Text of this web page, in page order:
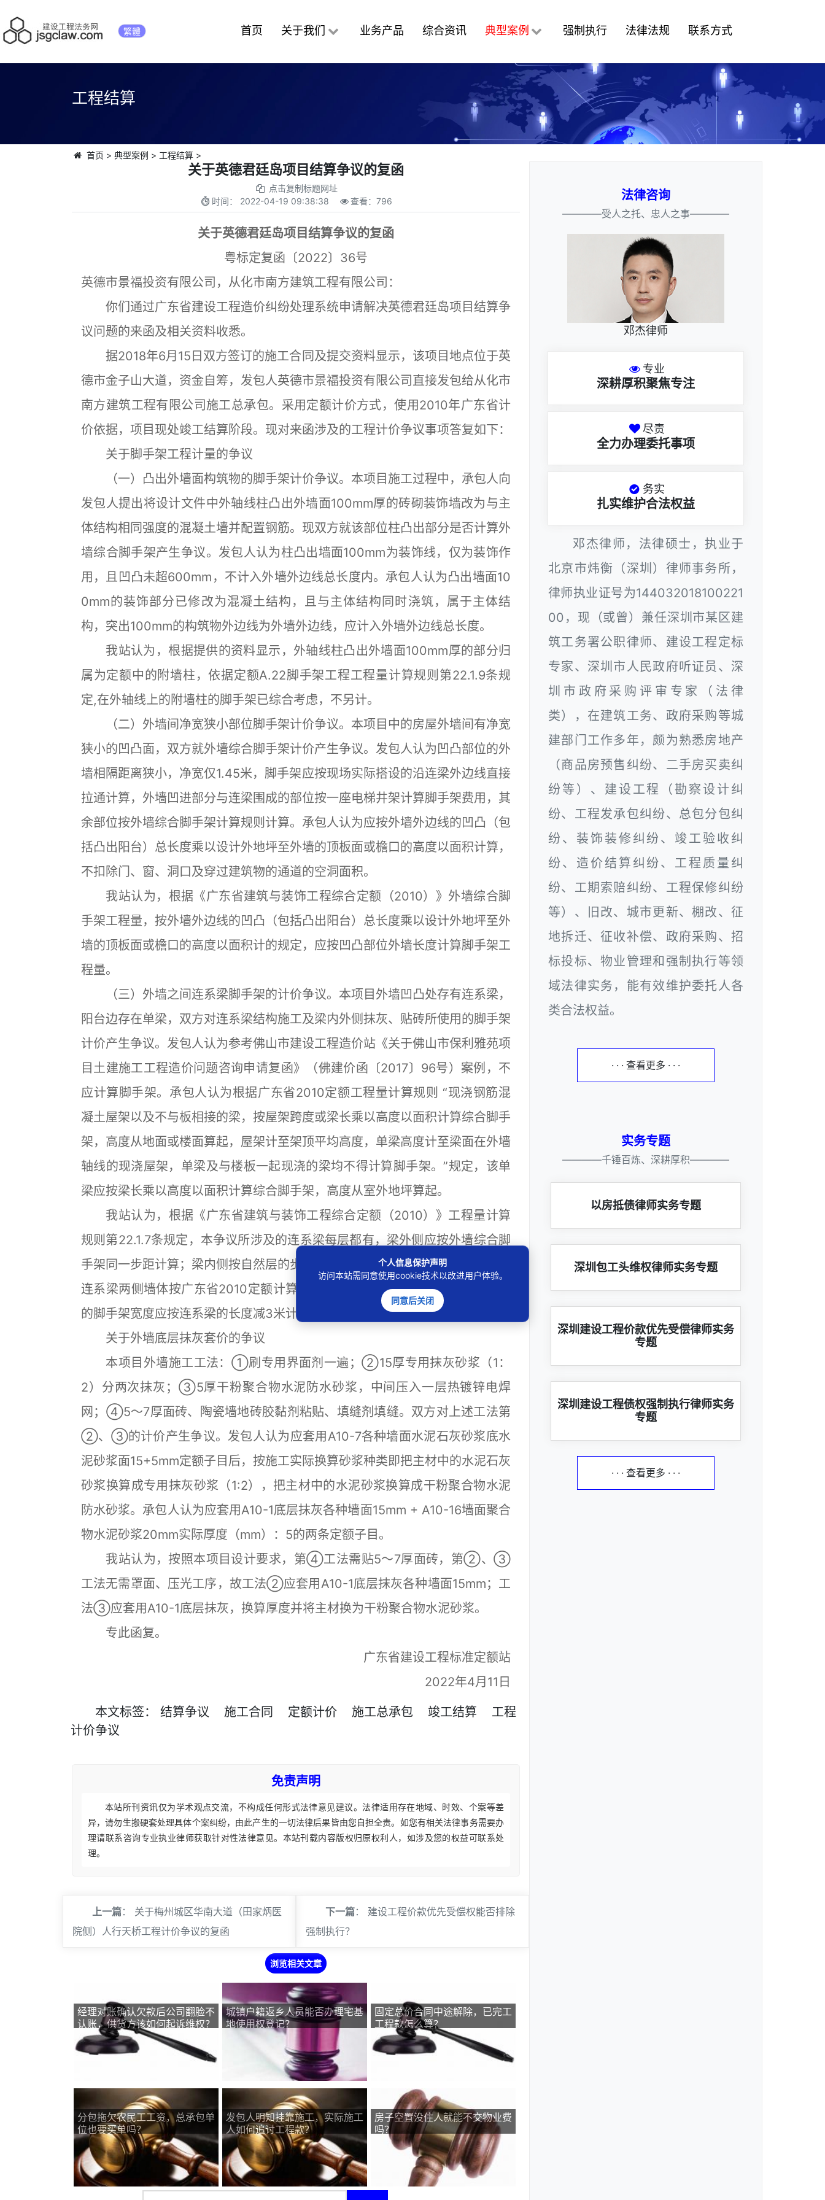
繁體 首页 关于我们 业务产品 综合资讯 典型案例 强制执行 法律法规 联系方式
工程结算
首页 > 典型案例 > 工程结算>
关于英德君廷岛项目结算争议的复函
点击复制标题网址
时间： 2022-04-19 09:38:38 查看：796
关于英德君廷岛项目结算争议的复函
粤标定复函〔2022〕36号
英德市景福投资有限公司，从化市南方建筑工程有限公司：
你们通过广东省建设工程造价纠纷处理系统申请解决英德君廷岛项目结算争
议问题的来函及相关资料收悉。
据2018年6月15日双方签订的施工合同及提交资料显示，该项目地点位于英
德市金子山大道，资金自筹，发包人英德市景福投资有限公司直接发包给从化市
南方建筑工程有限公司施工总承包。采用定额计价方式，使用2010年广东省计
价依据，项目现处竣工结算阶段。现对来函涉及的工程计价争议事项答复如下：
关于脚手架工程计量的争议
（一）凸出外墙面构筑物的脚手架计价争议。本项目施工过程中，承包人向
发包人提出将设计文件中外轴线柱凸出外墙面100mm厚的砖砌装饰墙改为与主
体结构相同强度的混凝土墙并配置钢筋。现双方就该部位柱凸出部分是否计算外
墙综合脚手架产生争议。发包人认为柱凸出墙面100mm为装饰线，仅为装饰作
用，且凹凸未超600mm，不计入外墙外边线总长度内。承包人认为凸出墙面10
0mm的装饰部分已修改为混凝土结构，且与主体结构同时浇筑，属于主体结
构，突出100mm的构筑物外边线为外墙外边线，应计入外墙外边线总长度。
我站认为，根据提供的资料显示，外轴线柱凸出外墙面100mm厚的部分归
属为定额中的附墙柱，依据定额A.22脚手架工程工程量计算规则第22.1.9条规
定,在外轴线上的附墙柱的脚手架已综合考虑，不另计。
（二）外墙间净宽狭小部位脚手架计价争议。本项目中的房屋外墙间有净宽
狭小的凹凸面，双方就外墙综合脚手架计价产生争议。发包人认为凹凸部位的外
墙相隔距离狭小，净宽仅1.45米，脚手架应按现场实际搭设的沿连梁外边线直接
拉通计算，外墙凹进部分与连梁围成的部位按一座电梯井架计算脚手架费用，其
余部位按外墙综合脚手架计算规则计算。承包人认为应按外墙外边线的凹凸（包
括凸出阳台）总长度乘以设计外地坪至外墙的顶板面或檐口的高度以面积计算，
不扣除门、窗、洞口及穿过建筑物的通道的空洞面积。
我站认为，根据《广东省建筑与装饰工程综合定额（2010）》外墙综合脚
手架工程量，按外墙外边线的凹凸（包括凸出阳台）总长度乘以设计外地坪至外
墙的顶板面或檐口的高度以面积计的规定，应按凹凸部位外墙长度计算脚手架工
程量。
（三）外墙之间连系梁脚手架的计价争议。本项目外墙凹凸处存有连系梁，
阳台边存在单梁，双方对连系梁结构施工及梁内外侧抹灰、贴砖所使用的脚手架
计价产生争议。发包人认为参考佛山市建设工程造价站《关于佛山市保利雅苑项
目土建施工工程造价问题咨询申请复函》（佛建价函〔2017〕96号）案例，不
应计算脚手架。承包人认为根据广东省2010定额工程量计算规则 “现浇钢筋混
凝土屋架以及不与板相接的梁，按屋架跨度或梁长乘以高度以面积计算综合脚手
架，高度从地面或楼面算起，屋架计至架顶平均高度，单梁高度计至梁面在外墙
轴线的现浇屋架，单梁及与楼板一起现浇的梁均不得计算脚手架。”规定，该单
梁应按梁长乘以高度以面积计算综合脚手架，高度从室外地坪算起。
我站认为，根据《广东省建筑与装饰工程综合定额（2010）》工程量计算
规则第22.1.7条规定，本争议所涉及的连系梁每层都有，梁外侧应按外墙综合脚
手架同一步距计算；梁内侧按自然层的步距计算单排脚手架，但因争议（二）中
连系梁两侧墙体按广东省2010定额计算规则已计算综合脚手架，故梁外、内侧
的脚手架宽度应按连系梁的长度减3米计算，梁长不足3米的不另计。
关于外墙底层抹灰套价的争议
本项目外墙施工工法：①刷专用界面剂一遍；②15厚专用抹灰砂浆（1：
2）分两次抹灰；③5厚干粉聚合物水泥防水砂浆，中间压入一层热镀锌电焊
网；④5～7厚面砖、陶瓷墙地砖胶黏剂粘贴、填缝剂填缝。双方对上述工法第
②、③的计价产生争议。发包人认为应套用A10-7各种墙面水泥石灰砂浆底水
泥砂浆面15+5mm定额子目后，按施工实际换算砂浆种类即把主材中的水泥石灰
砂浆换算成专用抹灰砂浆（1:2），把主材中的水泥砂浆换算成干粉聚合物水泥
防水砂浆。承包人认为应套用A10-1底层抹灰各种墙面15mm + A10-16墙面聚合
物水泥砂浆20mm实际厚度（mm）：5的两条定额子目。
我站认为，按照本项目设计要求，第④工法需贴5～7厚面砖，第②、③
工法无需罩面、压光工序，故工法②应套用A10-1底层抹灰各种墙面15mm；工
法③应套用A10-1底层抹灰，换算厚度并将主材换为干粉聚合物水泥砂浆。
专此函复。
广东省建设工程标准定额站
2022年4月11日
本文标签： 结算争议 施工合同 定额计价 施工总承包 竣工结算
工程
计价争议
免责声明
本站所刊资讯仅为学术观点交流，不构成任何形式法律意见建议。法律适用存在地域、时效、个案等差
异，请勿生搬硬套处理具体个案纠纷，由此产生的一切法律后果皆由您自担全责。如您有相关法律事务需要办
理请联系咨询专业执业律师获取针对性法律意见。本站刊载内容版权归原权利人，如涉及您的权益可联系处
理。
上一篇： 关于梅州城区华南大道（田家炳医
院侧）人行天桥工程计价争议的复函
下一篇： 建设工程价款优先受偿权能否排除
强制执行？
浏览相关文章
经理对账确认欠款后公司翻脸不
认账，供货方该如何起诉维权？
城镇户籍返乡人员能否办理宅基
地使用权登记？
固定总价合同中途解除，已完工
工程款怎么算？
分包拖欠农民工工资，总承包单
位也要买单吗？
发包人明知挂靠施工，实际施工
人如何追讨工程款？
房子空置没住人就能不交物业费
吗？
法律咨询
————受人之托、忠人之事————
邓杰律师
专业
深耕厚积聚焦专注
尽责
全力办理委托事项
务实
扎实维护合法权益
邓杰律师，法律硕士，执业于
北京市炜衡（深圳）律师事务所，
律师执业证号为144032018100221
00，现（或曾）兼任深圳市某区建
筑工务署公职律师、建设工程定标
专家、深圳市人民政府听证员、深
圳市政府采购评审专家（法律
类），在建筑工务、政府采购等城
建部门工作多年，颇为熟悉房地产
（商品房预售纠纷、二手房买卖纠
纷等）、建设工程（勘察设计纠
纷、工程发承包纠纷、总包分包纠
纷、装饰装修纠纷、竣工验收纠
纷、造价结算纠纷、工程质量纠
纷、工期索赔纠纷、工程保修纠纷
等）、旧改、城市更新、棚改、征
地拆迁、征收补偿、政府采购、招
标投标、物业管理和强制执行等领
域法律实务，能有效维护委托人各
类合法权益。
· · · 查看更多 · · ·
实务专题
————千锤百炼、深耕厚积————
以房抵债律师实务专题
深圳包工头维权律师实务专题
深圳建设工程价款优先受偿律师实务
专题
深圳建设工程债权强制执行律师实务
专题
· · · 查看更多 · · ·
个人信息保护声明
访问本站需同意使用cookie技术以改进用户体验。
同意后关闭